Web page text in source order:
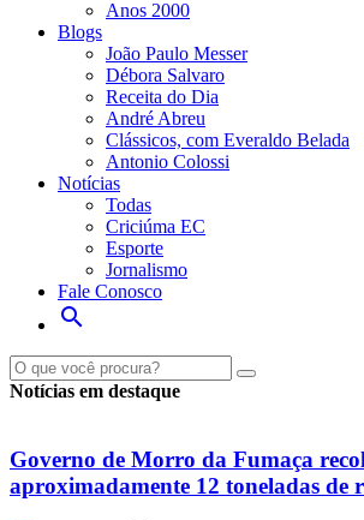
Anos 2000
Blogs
João Paulo Messer
Débora Salvaro
Receita do Dia
André Abreu
Clássicos, com Everaldo Belada
Antonio Colossi
Notícias
Todas
Criciúma EC
Esporte
Jornalismo
Fale Conosco
search
Notícias em destaque
Governo de Morro da Fumaça
aproximadamente 12 toneladas de